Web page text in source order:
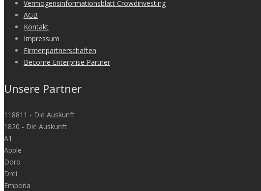
Vermögensinformationsblatt Crowdinvesting
AGB
Kontakt
Impressum
Firmenpartnerschaften
Become Enterprise Partner
Unsere Partner
118811 - Die Auskunft
1820 - Die Auskunft
A1
Apple
Doro
Drei
Emporia